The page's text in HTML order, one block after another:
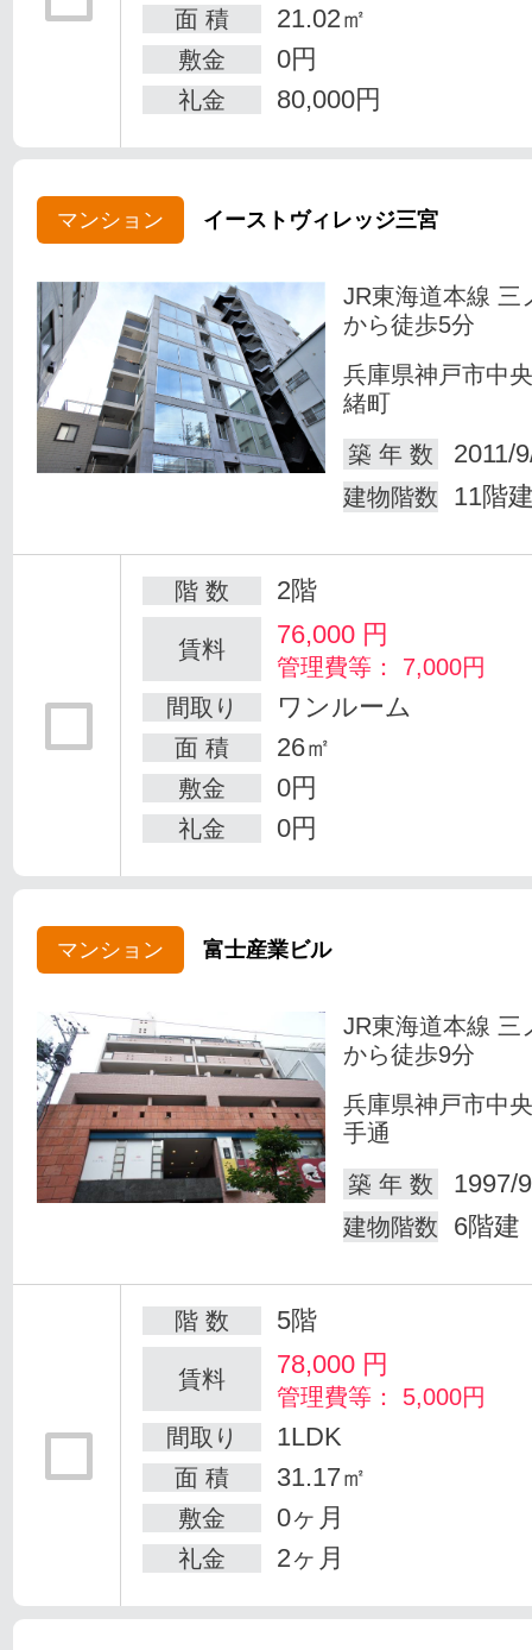
面 積 21.02㎡
敷金 0円
礼金 80,000円
マンション イーストヴィレッジ三宮
JR東海道本線 三
から徒歩5分
兵庫県神戸市中
緒町
築 年 数
2011/
建物階数 11階
階 数 2階
賃料 76,000 円
管理費等： 7,000円
間取り
ワンルーム
面 積 26㎡
敷金 0円
礼金 0円
マンション 富士産業ビル
JR東海道本線 三
から徒歩9分
兵庫県神戸市中
手通
築 年 数
1997/
建物階数 6階建
階 数 5階
賃料 78,000 円
管理費等： 5,000円
間取り
1LDK
面 積 31.17㎡
敷金 0ヶ月
礼金 2ヶ月